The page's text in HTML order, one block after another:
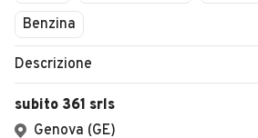
Benzina
Descrizione
subito 361 srls
Genova (GE)